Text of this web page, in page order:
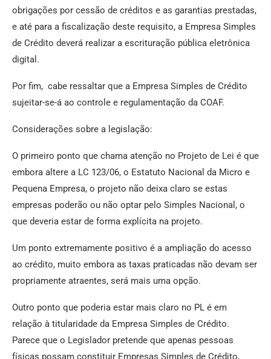
obrigações por cessão de créditos e as garantias prestadas,
e até para a fiscalização deste requisito, a Empresa Simples
de Crédito deverá realizar a escrituração pública eletrônica
digital.
Por fim, cabe ressaltar que a Empresa Simples de Crédito
sujeitar-se-á ao controle e regulamentação da COAF.
Considerações sobre a legislação:
O primeiro ponto que chama atenção no Projeto de Lei é que
embora altere a LC 123/06, o Estatuto Nacional da Micro e
Pequena Empresa, o projeto não deixa claro se estas
empresas poderão ou não optar pelo Simples Nacional, o
que deveria estar de forma explícita na projeto.
Um ponto extremamente positivo é a ampliação do acesso
ao crédito, muito embora as taxas praticadas não devam ser
propriamente atraentes, será mais uma opção.
Outro ponto que poderia estar mais claro no PL é em
relação à titularidade da Empresa Simples de Crédito.
Parece que o Legislador pretende que apenas pessoas
físicas possam constituir Empresas Simples de Crédito,